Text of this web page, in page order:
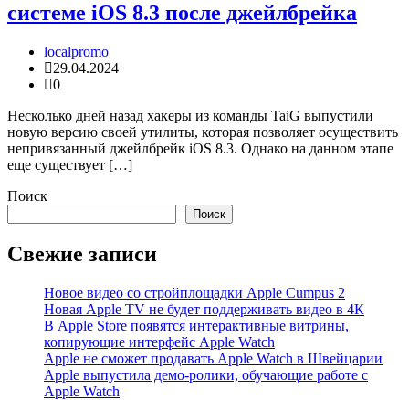
системе iOS 8.3 после джейлбрейка
localpromo
29.04.2024
0
Несколько дней назад хакеры из команды TaiG выпустили
новую версию своей утилиты, которая позволяет осуществить
непривязанный джейлбрейк iOS 8.3. Однако на данном этапе
еще существует […]
Поиск
Поиск
Свежие записи
Новое видео со стройплощадки Apple Cumpus 2
Новая Apple TV не будет поддерживать видео в 4К
В Apple Store появятся интерактивные витрины,
копирующие интерфейс Apple Watch
Apple не сможет продавать Apple Watch в Швейцарии
Apple выпустила демо-ролики, обучающие работе с
Apple Watch